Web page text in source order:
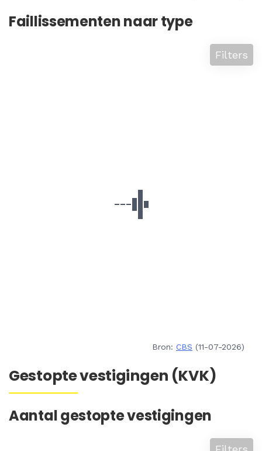
Faillissementen naar type
Filters
Bron: CBS (11-07-2026)
Gestopte vestigingen (KVK)
Aantal gestopte vestigingen